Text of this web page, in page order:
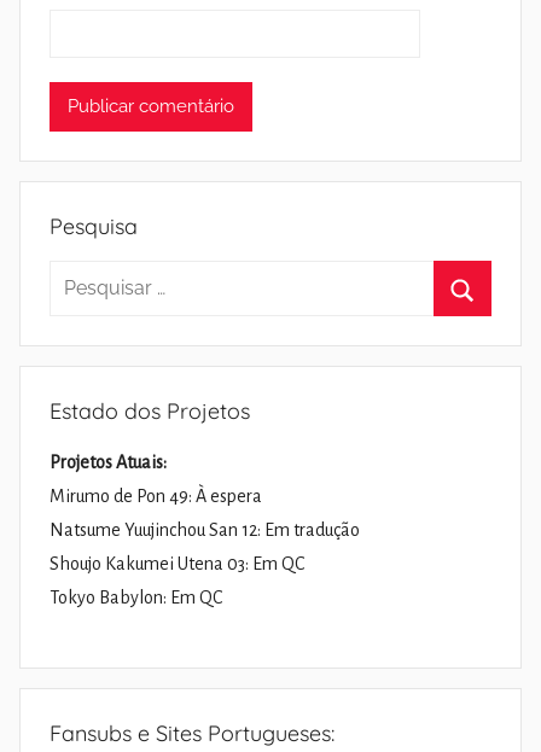
Pesquisa
Pesquisar
Estado dos Projetos
Projetos Atuais:
Mirumo de Pon 49: À espera
Natsume Yuujinchou San 12: Em tradução
Shoujo Kakumei Utena 03: Em QC
Tokyo Babylon: Em QC
Fansubs e Sites Portugueses: